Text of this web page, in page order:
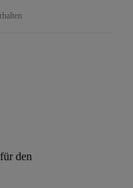
den